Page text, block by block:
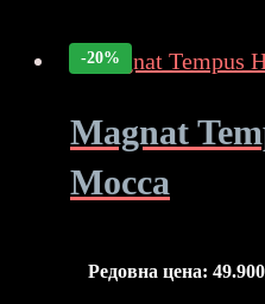
-20%
Magnat
Mocca
Редовна цена: